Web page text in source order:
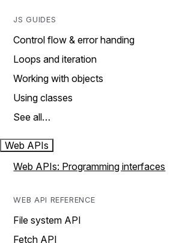
JS GUIDES
Control flow & error handing
Loops and iteration
Working with objects
Using classes
See all…
Web APIs
Web APIs: Programming interfaces
WEB API REFERENCE
File system API
Fetch API